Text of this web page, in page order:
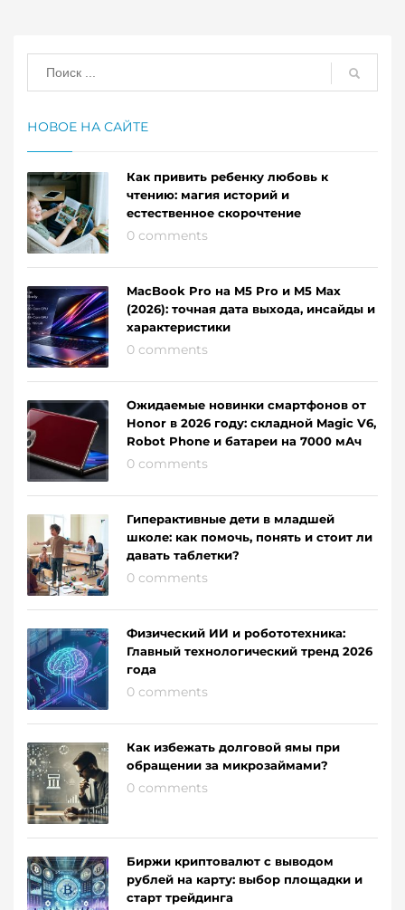
НОВОЕ НА САЙТЕ
Как привить ребенку любовь к
чтению: магия историй и
естественное скорочтение
0 comments
MacBook Pro на M5 Pro и M5 Max
(2026): точная дата выхода, инсайды и
характеристики
0 comments
Ожидаемые новинки смартфонов от
Honor в 2026 году: складной Magic V6,
Robot Phone и батареи на 7000 мАч
0 comments
Гиперактивные дети в младшей
школе: как помочь, понять и стоит ли
давать таблетки?
0 comments
Физический ИИ и робототехника:
Главный технологический тренд 2026
года
0 comments
Как избежать долговой ямы при
обращении за микрозаймами?
0 comments
Биржи криптовалют с выводом
рублей на карту: выбор площадки и
старт трейдинга